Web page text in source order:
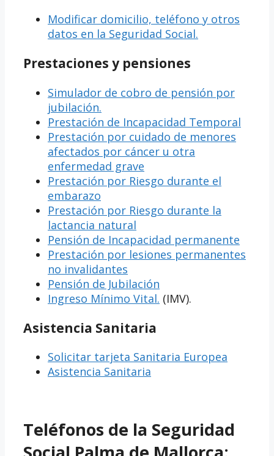
Modificar domicilio, teléfono y otros
datos en la Seguridad Social.
Prestaciones y pensiones
Simulador de cobro de pensión por
jubilación.
Prestación de Incapacidad Temporal
Prestación por cuidado de menores
afectados por cáncer u otra
enfermedad grave
Prestación por Riesgo durante el
embarazo
Prestación por Riesgo durante la
lactancia natural
Pensión de Incapacidad permanente
Prestación por lesiones permanentes
no invalidantes
Pensión de Jubilación
Ingreso Mínimo Vital. (IMV).
Asistencia Sanitaria
Solicitar tarjeta Sanitaria Europea
Asistencia Sanitaria
Teléfonos de la Seguridad